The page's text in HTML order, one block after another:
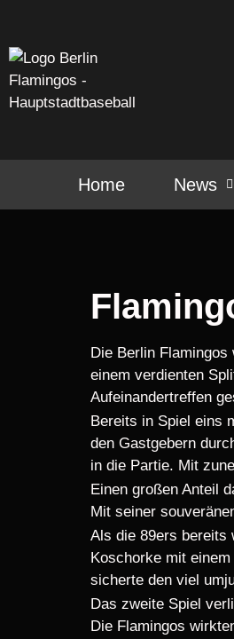
Home News
Die Berlin
einem verdienten
Aufeinandertreffen
Bereits in Spiel eins
den Gastgebern
in die Partie. Mit
Einen großen Anteil
Mit seiner
Als die 89ers bereits
Koschorke mit
sicherte den viel
Das zweite Spiel
Die Flamingos